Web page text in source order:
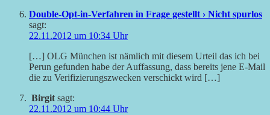
Double-Opt-in-Verfahren in Frage gestellt › Nicht spurlos
sagt:
22.11.2012 um 10:34 Uhr
[…] OLG München ist nämlich mit diesem Urteil das ich bei
Perun gefunden habe der Auffassung, dass bereits jene E-Mail
die zu Verifizierungszwecken verschickt wird […]
Birgit sagt:
22.11.2012 um 10:44 Uhr